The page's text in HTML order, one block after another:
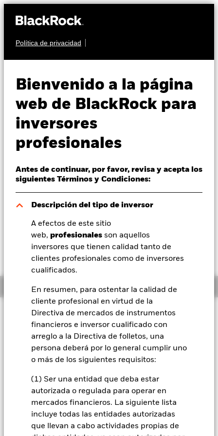
Política de privacidad
Bienvenido a la página
web de BlackRock para
inversores
profesionales
Antes de continuar, por favor, revisa y acepta los
siguientes Términos y Condiciones:
Descripción del tipo de inversor
A efectos de este sitio
web, profesionales son aquellos
inversores que tienen calidad tanto de
clientes profesionales como de inversores
cualificados.
En resumen, para ostentar la calidad de
cliente profesional en virtud de la
Directiva de mercados de instrumentos
financieros e inversor cualificado con
arreglo a la Directiva de folletos, una
persona deberá por lo general cumplir uno
o más de los siguientes requisitos:
(1) Ser una entidad que deba estar
autorizada o regulada para operar en
mercados financieros. La siguiente lista
incluye todas las entidades autorizadas
que llevan a cabo actividades propias de
Perspectivas
Visión de mercado
Educación
Profesionales
España
Change location
BlackRock
iShares
Nuestra compañía
Markets Bond Fund
Valor liquidativo a 06 ago 2026
EUR 8,29
EUR -0,01 (-0,12%)
Información general
Filosofía de inversión
El Fondo tiene por objetivo maximizar la rentabilidad de su
inversión a través de una combinación de revalorización del
capital y rendimientos de los activos del Fondo, de forma
coherente con los principios medioambientales, sociales y de
gobierno corporativo (ESG) y de inversión sostenible
aplicados a la inversión. El Fondo se gestiona de forma activa
y el asesor de inversiones (AI) tiene potestad para seleccionar
las inversiones del Fondo, siempre y cuando el Fondo
invierta al menos el 70 % de sus activos totales en valores de
renta fija (RF) que formen parte del J.P. Morgan ESG
Emerging Market Bond Index Global Diversified (el «Índice»
y los «Valores del Índice», respectivamente), lo que incluye